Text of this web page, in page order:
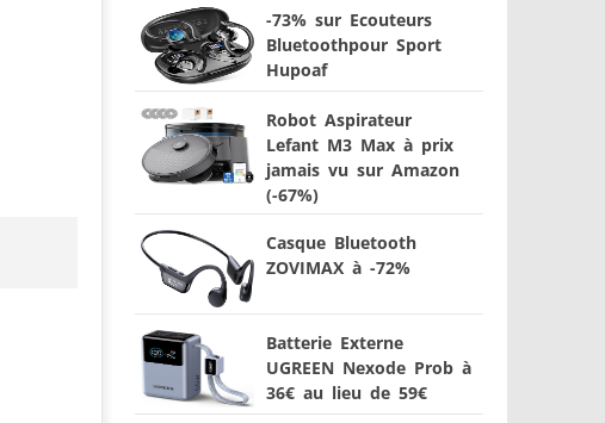
-73% sur Ecouteurs
Bluetoothpour Sport
Hupoaf
Robot Aspirateur
Lefant M3 Max à prix
jamais vu sur Amazon
(-67%)
Casque Bluetooth
ZOVIMAX à -72%
Batterie Externe
UGREEN Nexode Prob à
36€ au lieu de 59€